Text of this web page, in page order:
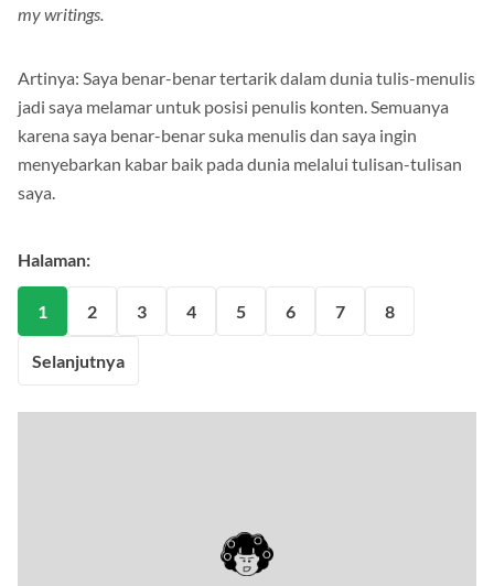
my writings.
Artinya: Saya benar-benar tertarik dalam dunia tulis-menulis
jadi saya melamar untuk posisi penulis konten. Semuanya
karena saya benar-benar suka menulis dan saya ingin
menyebarkan kabar baik pada dunia melalui tulisan-tulisan
saya.
Halaman:
1 2 3 4 5 6 7 8
Selanjutnya